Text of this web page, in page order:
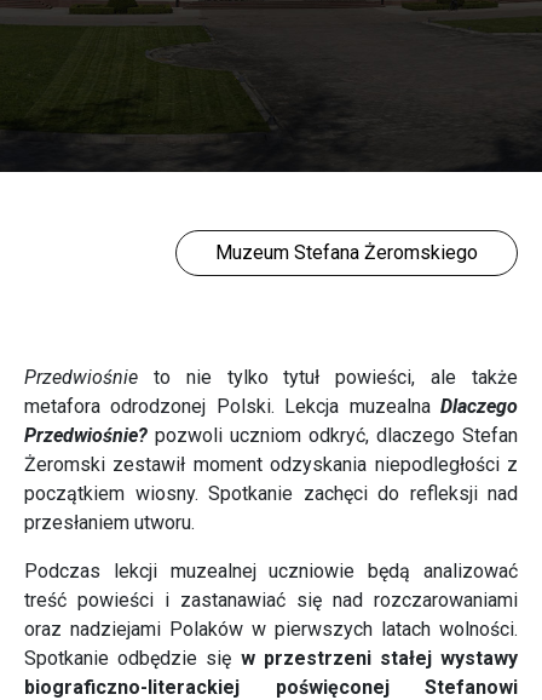
Muzeum Stefana Żeromskiego
Przedwiośnie to nie tylko tytuł powieści, ale także
metafora odrodzonej Polski. Lekcja muzealna Dlaczego
Przedwiośnie? pozwoli uczniom odkryć, dlaczego Stefan
Żeromski zestawił moment odzyskania niepodległości z
początkiem wiosny. Spotkanie zachęci do refleksji nad
przesłaniem utworu.
Podczas lekcji muzealnej uczniowie będą analizować
treść powieści i zastanawiać się nad rozczarowaniami
oraz nadziejami Polaków w pierwszych latach wolności.
Spotkanie odbędzie się w przestrzeni stałej wystawy
biograficzno-literackiej poświęconej Stefanowi